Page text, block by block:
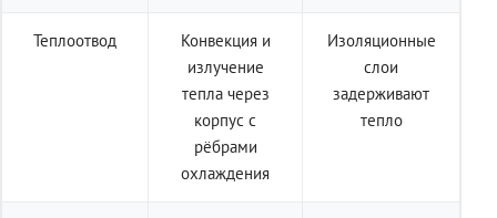
Теплоотвод
Конвекция и
излучение
тепла через
корпус с
рёбрами
охлаждения
Изоляционные
слои
задерживают
тепло